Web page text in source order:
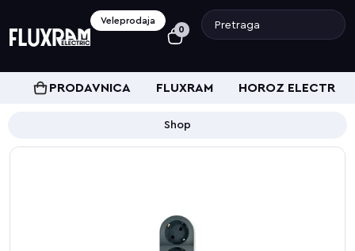
Veleprodaja
0
PRODAVNICA FLUXRAM HOROZ ELECTRIC
Shop